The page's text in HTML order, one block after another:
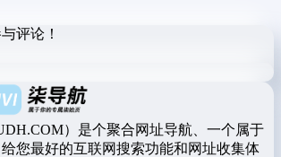
评论！
）是个聚合网址导航、一个属于
您最好的互联网搜索功能和网址收集体